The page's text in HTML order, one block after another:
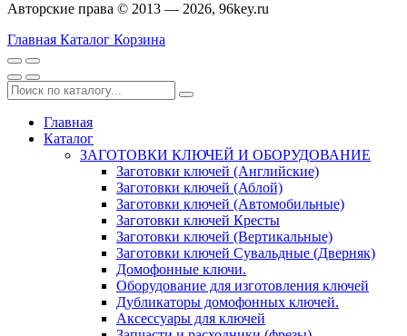
Авторские права © 2013 — 2026, 96key.ru
Главная Каталог Корзина
Главная
Каталог
ЗАГОТОВКИ КЛЮЧЕЙ И ОБОРУДОВАНИЕ
Заготовки ключей (Английские)
Заготовки ключей (Аблой)
Заготовки ключей (Автомобильные)
Заготовки ключей Кресты
Заготовки ключей (Вертикальные)
Заготовки ключей Сувальдные (Дверняк)
Домофонные ключи.
Оборудование для изготовления ключей
Дубликаторы домофонных ключей.
Аксессуары для ключей